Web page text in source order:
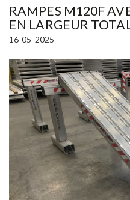
RAMPES M120F
EN LARGEUR
16-05-2025